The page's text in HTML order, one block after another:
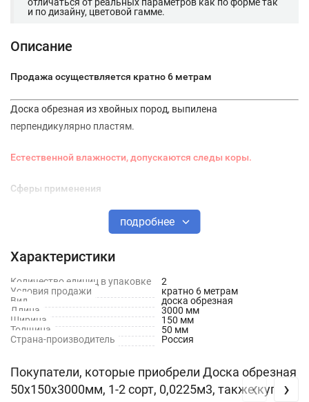
и по дизайну, цветовой гамме.
Описание
Продажа осуществляется кратно 6 метрам
Доска обрезная из хвойных пород, выпилена
перпендикулярно пластям.
Естественной влажности, допускаются следы коры.
Сферы применения
Применение обрезной доски очень разнообразно. Она может
использоваться как при строительстве домов, бань в качестве
опалубки, чернового пола, обшивки стен, облицовки, для
транспортных компаниях для обшивки в твердую упаковку,
ящики для метизов и т.д.), мебели, дорожном строительстве, в
промышленном строительстве, для сооружения временных
переходов при строительстве многоэтажных домов.
В садовом применении так же широкое применение: каркас
теплиц, сараи для хранения хозяйственного инвентаря, каркас
подробнее
Характеристики
Количество единиц в упаковке
2
Условия продажи
кратно 6 метрам
Вид
доска обрезная
Длина
3000 мм
Ширина
150 мм
Толщина
50 мм
Страна-производитель
Россия
Покупатели, которые приобрели Доска обрезная
50х150х3000мм, 1-2 сорт, 0,0225м3, также купили
‹ ›